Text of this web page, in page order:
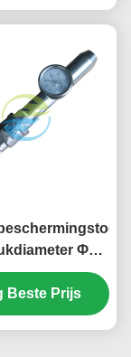
Φ6,3
mm IEC60529
Beste Prijs